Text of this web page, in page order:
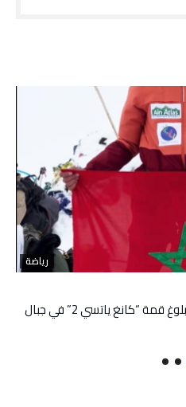
رياضة
يوسف التازي يحقق إنجازًا تاريخيًا ببلوغ قمة “كانغ ياتسي 2” في جبال